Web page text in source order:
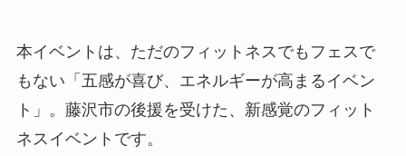
本イベントは、ただのフィットネスでもフェスで
もない「五感が喜び、エネルギーが高まるイベン
ト」。藤沢市の後援を受けた、新感覚のフィット
ネスイベントです。